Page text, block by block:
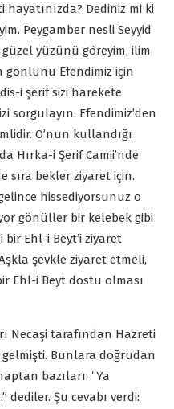
Dediniz mi ki
Peygamber nesli Seyyid
güzel yüzünü göreyim, ilim
gönlünü Efendimiz için
i şerif sizi harekete
sorgulayın. Efendimiz’den
O’nun kullandığı
Hırka-i Şerif Camii’nde
sıra bekler ziyaret için.
hissediyorsunuz o
gönüller bir kelebek gibi
Ehl-i Beyt’i ziyaret
şevkle ziyaret etmeli,
Ehl-i Beyt dostu olması
Necaşi tarafından Hazreti
Bunlara doğrudan
bazıları: “Ya
dediler. Şu cevabı verdi: